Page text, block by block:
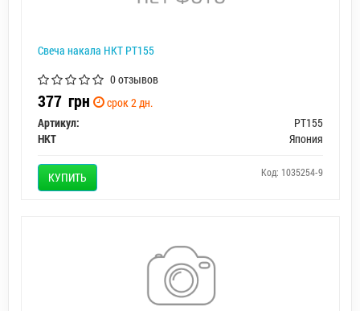
Свеча накала HKT PT155
0 отзывов
377 грн
срок 2 дн.
Артикул:
PT155
HKT
Япония
КУПИТЬ Код: 1035254-9